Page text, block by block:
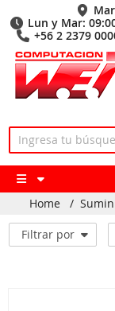
Lun y Mar:
+56 2 2379
Home /
Filtrar por